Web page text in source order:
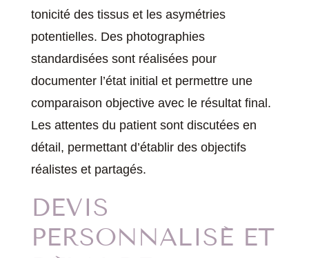
tonicité des tissus et les asymétries
potentielles. Des photographies
standardisées sont réalisées pour
documenter l’état initial et permettre une
comparaison objective avec le résultat final.
Les attentes du patient sont discutées en
détail, permettant d’établir des objectifs
réalistes et partagés.
DEVIS
PERSONNALISÉ ET